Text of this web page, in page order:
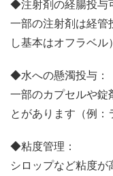
◆注射剤の経腸投与
一部の注射剤は経管
し基本はオフラベル
◆水への懸濁投与：
一部のカプセルや錠
とがあります（例：
◆粘度管理：
シロップなど粘度が